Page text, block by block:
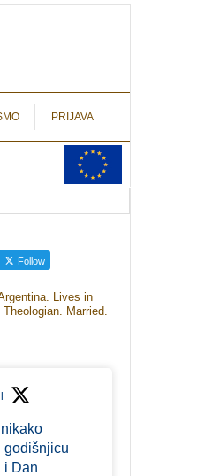
PRIJAVA
Follow
Lives in
Married.
godišnjicu
i Dan